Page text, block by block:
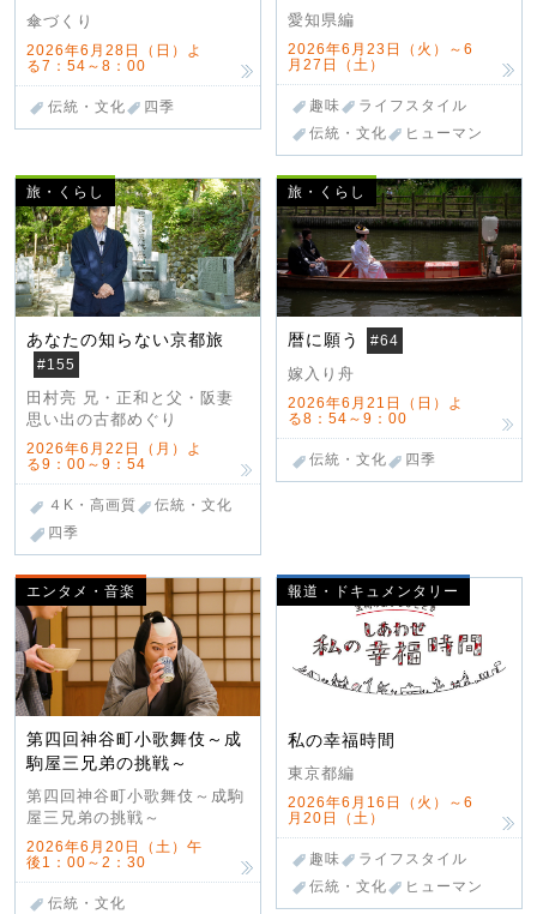
傘づくり
2026年6月28日（日）よ
る7：54～8：00
伝統・文化 四季
愛知県編
2026年6月23日（火）～6
月27日（土）
趣味
ライフスタイル
伝統・文化
ヒューマン
旅・くらし
あなたの知らない京都旅
#155
田村亮 兄・正和と父・阪妻
思い出の古都めぐり
2026年6月22日（月）よ
る9：00～9：54
４K・高画質
伝統・文化
四季
旅・くらし
暦に願う #64
嫁入り舟
2026年6月21日（日）よ
る8：54～9：00
伝統・文化 四季
エンタメ・音楽
第四回神谷町小歌舞伎～成
駒屋三兄弟の挑戦～
第四回神谷町小歌舞伎～成駒
屋三兄弟の挑戦～
2026年6月20日（土）午
後1：00～2：30
伝統・文化
報道・ドキュメンタリー
私の幸福時間
東京都編
2026年6月16日（火）～6
月20日（土）
趣味
ライフスタイル
伝統・文化
ヒューマン